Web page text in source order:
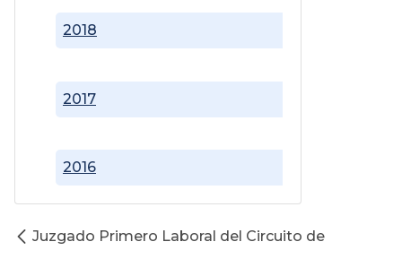
2016
2017
2018
Juzgado Primero Laboral del Circuito de